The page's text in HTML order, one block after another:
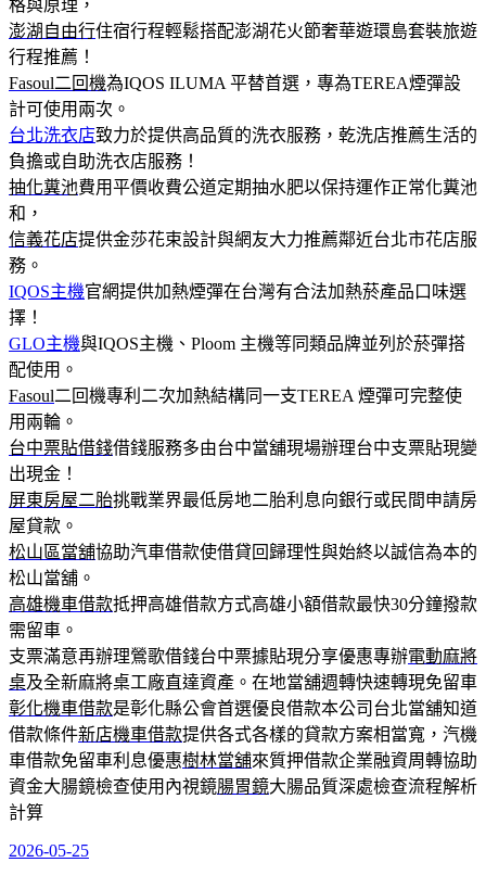
格與原理，
澎湖自由行住宿行程輕鬆搭配澎湖花火節奢華遊環島套裝旅遊
行程推薦！
Fasoul二回機為IQOS ILUMA 平替首選，專為TEREA煙彈設
計可使用兩次。
台北洗衣店致力於提供高品質的洗衣服務，乾洗店推薦生活的
負擔或自助洗衣店服務！
抽化糞池費用平價收費公道定期抽水肥以保持運作正常化糞池
和，
信義花店提供金莎花束設計與網友大力推薦鄰近台北市花店服
務。
IQOS主機官網提供加熱煙彈在台灣有合法加熱菸產品口味選
擇！
GLO主機與IQOS主機、Ploom 主機等同類品牌並列於菸彈搭
配使用。
Fasoul二回機專利二次加熱結構同一支TEREA 煙彈可完整使
用兩輪。
台中票貼借錢借錢服務多由台中當舖現場辦理台中支票貼現變
出現金！
屏東房屋二胎挑戰業界最低房地二胎利息向銀行或民間申請房
屋貸款。
松山區當舖協助汽車借款使借貸回歸理性與始終以誠信為本的
松山當舖。
高雄機車借款抵押高雄借款方式高雄小額借款最快30分鐘撥款
需留車。
支票滿意再辦理鶯歌借錢台中票據貼現分享優惠專辦電動麻將
桌及全新麻將桌工廠直達資產。在地當舖週轉快速轉現免留車
彰化機車借款是彰化縣公會首選優良借款本公司台北當舖知道
借款條件新店機車借款提供各式各樣的貸款方案相當寬，汽機
車借款免留車利息優惠樹林當舖來質押借款企業融資周轉協助
資金大腸鏡檢查使用內視鏡腸胃鏡大腸品質深處檢查流程解析
計算
發
2026-05-25